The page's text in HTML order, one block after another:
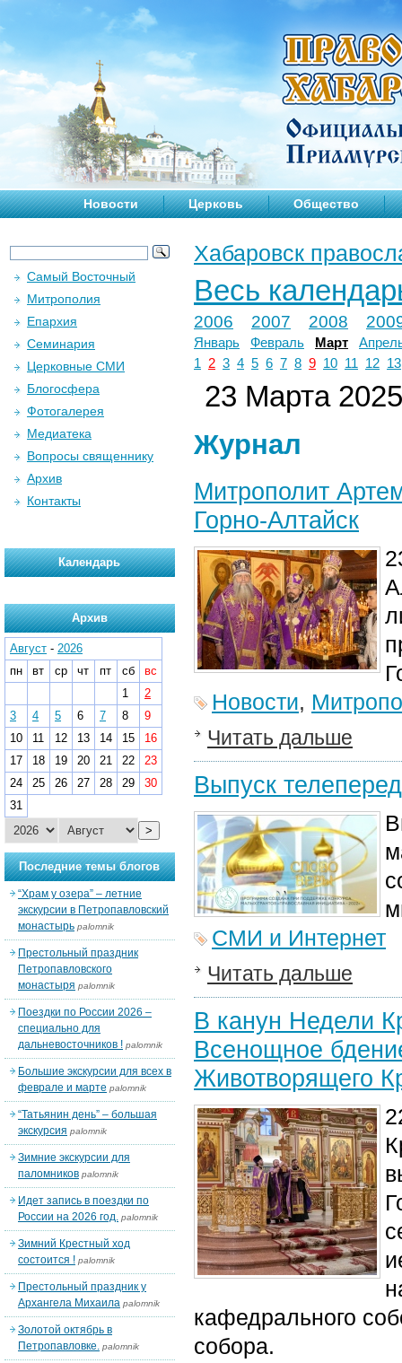
Новости Церковь Общество
Хабаровск
Весь
2006 2007 2008
Январь Февраль Март
1
2 3 4 5 6 7 8 9 10 11 12 13
23 Марта 2025
Журнал
Митрополит
Горно-Алтайск
Новости,
Читать дальше
Выпуск
СМИ и Интернет
Читать дальше
В канун Недели
Всенощное
Животворящего
кафедрального
собора.
Самый Восточный
Митрополия
Епархия
Семинария
Церковные СМИ
Блогосфера
Фотогалерея
Медиатека
Вопросы священнику
Архив
Контакты
Календарь
Архив
Август - 2026
пн
вт ср чт пт сб
вс
1
2
3
4 5 6 7 8
9
10
11 12 13 14 15
16
17
18 19 20 21 22
23
24
25 26 27 28 29
30
31
>
Последние темы блогов
“Храм у озера” – летние
экскурсии в Петропавловский
монастырь palomnik
Престольный праздник
Петропавловского
монастыря palomnik
Поездки по России 2026 –
специально для
дальневосточников ! palomnik
Большие экскурсии для всех в
феврале и марте palomnik
“Татьянин день” – большая
экскурсия palomnik
Зимние экскурсии для
паломников palomnik
Идет запись в поездки по
России на 2026 год. palomnik
Зимний Крестный ход
состоится ! palomnik
Престольный праздник у
Архангела Михаила palomnik
Золотой октябрь в
Петропавловке. palomnik